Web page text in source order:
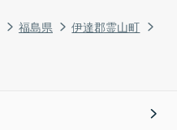
福島県
伊達郡霊山町